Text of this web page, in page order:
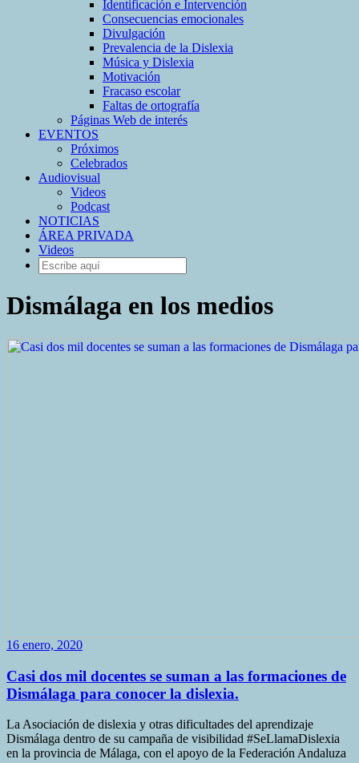
Identificación e Intervención
Consecuencias emocionales
Divulgación
Prevalencia de la Dislexia
Música y Dislexia
Motivación
Fracaso escolar
Faltas de ortografía
Páginas Web de interés
EVENTOS
Próximos
Celebrados
Audiovisual
Videos
Podcast
NOTICIAS
ÁREA PRIVADA
Videos
Dismálaga en los medios
16 enero, 2020
Casi dos mil docentes se suman a las formaciones de
Dismálaga para conocer la dislexia.
La Asociación de dislexia y otras dificultades del aprendizaje
Dismálaga dentro de su campaña de visibilidad #SeLlamaDislexia
en la provincia de Málaga, con el apoyo de la Federación Andaluza